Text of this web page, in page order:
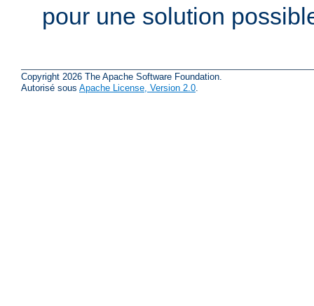
pour une solution
Copyright 2026 The Apache Software Foundation.
Autorisé sous Apache License, Version 2.0.